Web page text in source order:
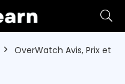
OverWatch Avis, Prix et